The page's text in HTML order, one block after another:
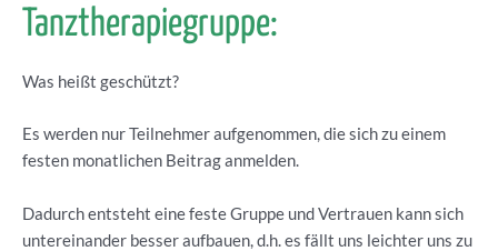
Tanztherapiegruppe:
Was heißt geschützt?
Es werden nur Teilnehmer aufgenommen, die sich zu einem
festen monatlichen Beitrag anmelden.
Dadurch entsteht eine feste Gruppe und Vertrauen kann sich
untereinander besser aufbauen, d.h. es fällt uns leichter uns zu